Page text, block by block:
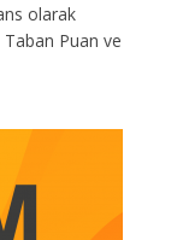
olarak
Taban Puan ve